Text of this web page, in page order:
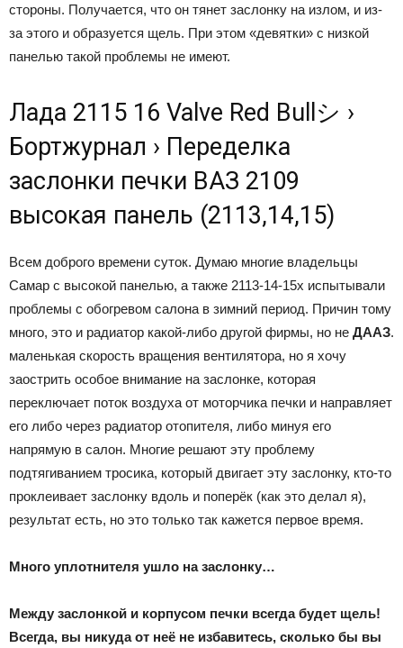
стороны. Получается, что он тянет заслонку на излом, и из-
за этого и образуется щель. При этом «девятки» с низкой
панелью такой проблемы не имеют.
Лада 2115 16 Valve Red Bullシ ›
Бортжурнал › Переделка
заслонки печки ВАЗ 2109
высокая панель (2113,14,15)
Всем доброго времени суток. Думаю многие владельцы
Самар с высокой панелью, а также 2113-14-15х испытывали
проблемы с обогревом салона в зимний период. Причин тому
много, это и радиатор какой-либо другой фирмы, но не ДААЗ.
маленькая скорость вращения вентилятора, но я хочу
заострить особое внимание на заслонке, которая
переключает поток воздуха от моторчика печки и направляет
его либо через радиатор отопителя, либо минуя его
напрямую в салон. Многие решают эту проблему
подтягиванием тросика, который двигает эту заслонку, кто-то
проклеивает заслонку вдоль и поперёк (как это делал я),
результат есть, но это только так кажется первое время.
Много уплотнителя ушло на заслонку…
Между заслонкой и корпусом печки всегда будет щель!
Всегда, вы никуда от неё не избавитесь, сколько бы вы